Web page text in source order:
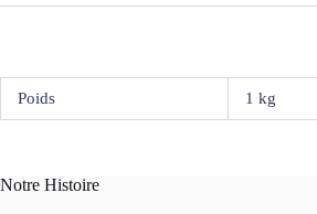
Poids 1 kg
Notre Histoire